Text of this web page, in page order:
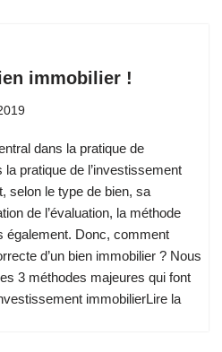
immobilier !
dans la pratique de
la pratique de l’investissement
selon le type de bien, sa
de l’évaluation, la méthode
également. Donc, comment
d’un bien immobilier ? Nous
3 méthodes majeures qui font
immobilierLire la